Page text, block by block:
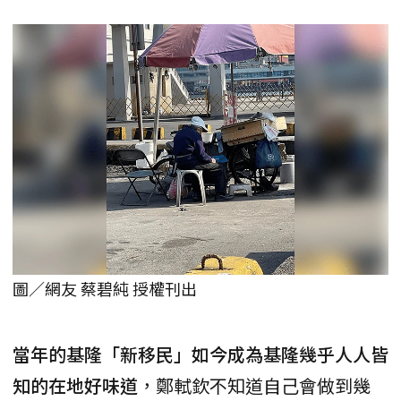
圖／網友 蔡碧純 授權刊出
當年的基隆「新移民」如今成為基隆幾乎人人皆
知的在地好味道 ，鄭軾欽不知道自己會做到幾